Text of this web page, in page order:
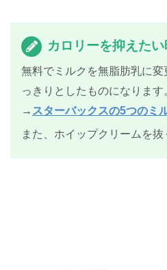
ミルクの種類
低脂肪乳
無脂肪乳
カロリーを抑えた
無料でミルクを無脂肪乳に
っきりとしたものになります
→ スターバックスの5つのミ
また、ホイップクリームを抜